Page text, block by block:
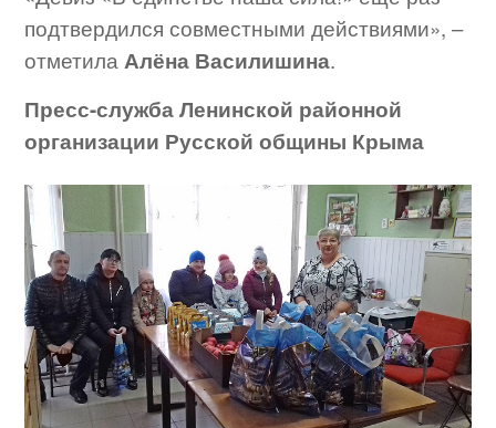
подтвердился совместными действиями», –
отметила Алёна Василишина.
Пресс-служба Ленинской районной
организации Русской общины Крыма